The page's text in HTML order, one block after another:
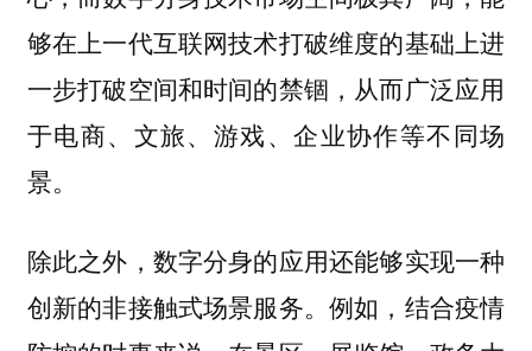
够在上一代互联网技术打破维度的基础上进
一步打破空间和时间的禁锢，从而广泛应用
于电商、文旅、游戏、企业协作等不同场
景。
除此之外，数字分身的应用还能够实现一种
创新的非接触式场景服务。例如，结合疫情